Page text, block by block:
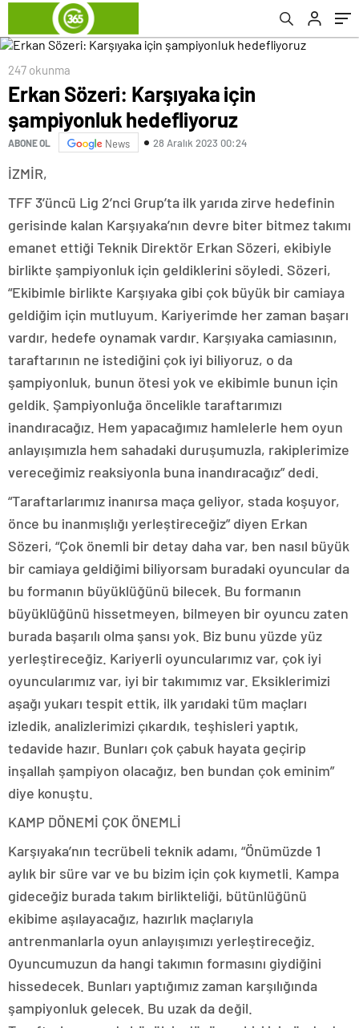
247 okunma
Erkan Sözeri: Karşıyaka için
şampiyonluk hedefliyoruz
ABONE OL News 28 Aralık 2023 00:24
İZMİR,
TFF 3’üncü Lig 2’nci Grup’ta ilk yarıda zirve hedefinin
gerisinde kalan Karşıyaka’nın devre biter bitmez takımı
emanet ettiği Teknik Direktör Erkan Sözeri, ekibiyle
birlikte şampiyonluk için geldiklerini söyledi. Sözeri,
“Ekibimle birlikte Karşıyaka gibi çok büyük bir camiaya
geldiğim için mutluyum. Kariyerimde her zaman başarı
vardır, hedefe oynamak vardır. Karşıyaka camiasının,
taraftarının ne istediğini çok iyi biliyoruz, o da
şampiyonluk, bunun ötesi yok ve ekibimle bunun için
geldik. Şampiyonluğa öncelikle taraftarımızı
inandıracağız. Hem yapacağımız hamlelerle hem oyun
anlayışımızla hem sahadaki duruşumuzla, rakiplerimize
vereceğimiz reaksiyonla buna inandıracağız” dedi.
“Taraftarlarımız inanırsa maça geliyor, stada koşuyor,
önce bu inanmışlığı yerleştireceğiz” diyen Erkan
Sözeri, “Çok önemli bir detay daha var, ben nasıl büyük
bir camiaya geldiğimi biliyorsam buradaki oyuncular da
bu formanın büyüklüğünü bilecek. Bu formanın
büyüklüğünü hissetmeyen, bilmeyen bir oyuncu zaten
burada başarılı olma şansı yok. Biz bunu yüzde yüz
yerleştireceğiz. Kariyerli oyuncularımız var, çok iyi
oyuncularımız var, iyi bir takımımız var. Eksiklerimizi
aşağı yukarı tespit ettik, ilk yarıdaki tüm maçları
izledik, analizlerimizi çıkardık, teşhisleri yaptık,
tedavide hazır. Bunları çok çabuk hayata geçirip
inşallah şampiyon olacağız, ben bundan çok eminim”
diye konuştu.
KAMP DÖNEMİ ÇOK ÖNEMLİ
Karşıyaka’nın tecrübeli teknik adamı, “Önümüzde 1
aylık bir süre var ve bu bizim için çok kıymetli. Kampa
gideceğiz burada takım birlikteliği, bütünlüğünü
ekibime aşılayacağız, hazırlık maçlarıyla
antrenmanlarla oyun anlayışımızı yerleştireceğiz.
Oyuncumuzun da hangi takımın formasını giydiğini
hissedecek. Bunları yaptığımız zaman karşılığında
şampiyonluk gelecek. Bu uzak da değil.